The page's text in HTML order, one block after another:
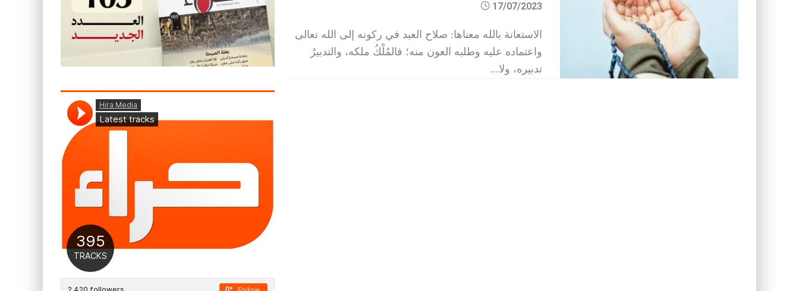
17/07/2023
الاستعانة بالله معناها: صلاح العبد في ركونه إلى الله تعالى
واعتماده عليه وطلبه العون منه؛ فالمُلْكُ ملكه، والتدبيرُ
تدبيره، ولا...